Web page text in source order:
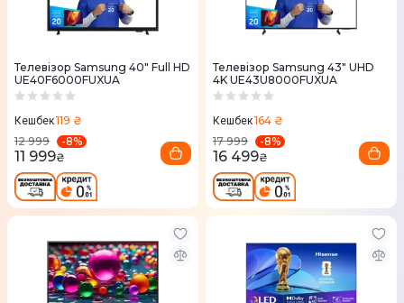
Телевізор Samsung 40" Full HD
UE40F6000FUXUA
Кешбек119 ₴
12 999
-8%
11 999₴
Телевізор Samsung 43" UHD
4K UE43U8000FUXUA
Кешбек164 ₴
17 999
-8%
16 499₴